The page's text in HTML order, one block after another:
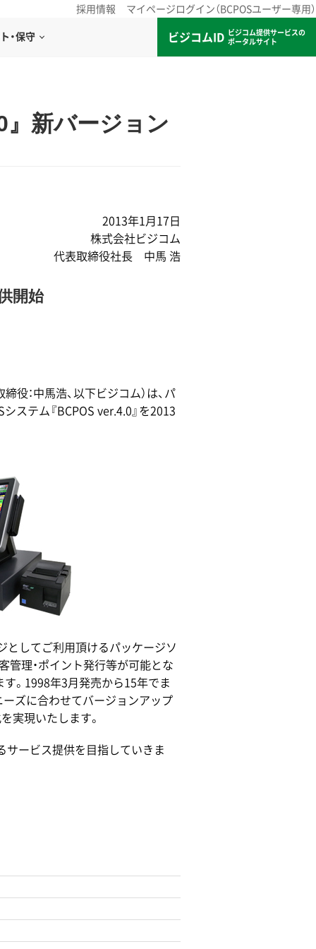
採用情報 マイページログイン（BCPOSユーザー専用）
・保守 ビジコムID
ビジコム提供サービスの
ポータルサイト
新バージョン
2013年1月17日
株式会社ビジコム
代表取締役社長 中馬 浩
開始
：中馬浩、以下ビジコム）は、パ
ステム『BCPOS ver.4.0』を2013
としてご利用頂けるパッケージソ
管理・ポイント発行等が可能とな
。1998年3月発売から15年でま
ーズに合わせてバージョンアップ
実現いたします。
サービス提供を目指していきま